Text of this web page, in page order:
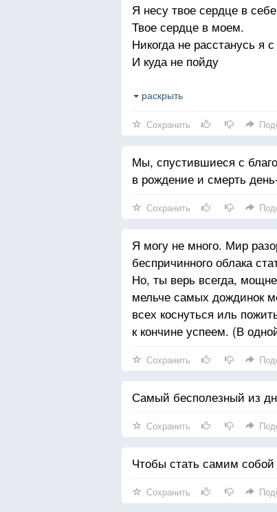
Я несу твое сердце в
Твое сердце в моем.
Никогда не расстанусь я
И куда не пойду
Ты со мной дорогая,
Я с тобой моя радость,
Я судьбы не боюсь,
Ибо ты мне судьба и
Мне не нужен весь мир,
Ты мой мир, Моя истина и
Это тайна известная
Это корень корней,
Ствол стволов, Небо
Дерево имением жизнь,
Растущего выше
И ума дерзновений, это
Хранящее звезды от
Твое сердце в моем.
раскрыть
Сохранить
Мы, спустившиеся с
в рождение и смерть
Сохранить
Я могу не много. Мир
беспричинного облака
Но, ты верь всегда,
мельче самых дождинок
всех коснуться иль
к кончине успеем. (В
Сохранить
Самый бесполезный из
Сохранить
Чтобы стать самим
Сохранить